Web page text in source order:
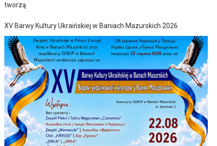
tworzą
XV Barwy Kultury Ukraińskiej w Baniach Mazurskich 2026